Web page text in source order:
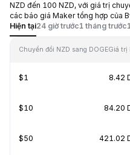
NZD đến 100 NZD, với giá trị
các báo giá Maker tổng hợp của
Hiện tại24 giờ trước1 tháng trước
Chuyển đổi NZD sang DOGEGiá trị
$1 8.42
$10 84.20
$50 421.02